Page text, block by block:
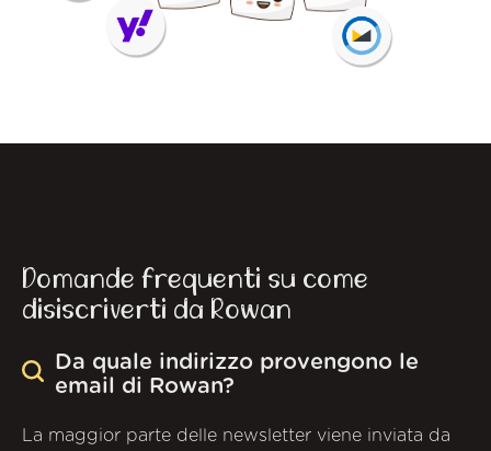
Domande frequenti su come
disiscriverti da Rowan
Da quale indirizzo provengono le
email di Rowan?
La maggior parte delle newsletter viene inviata da